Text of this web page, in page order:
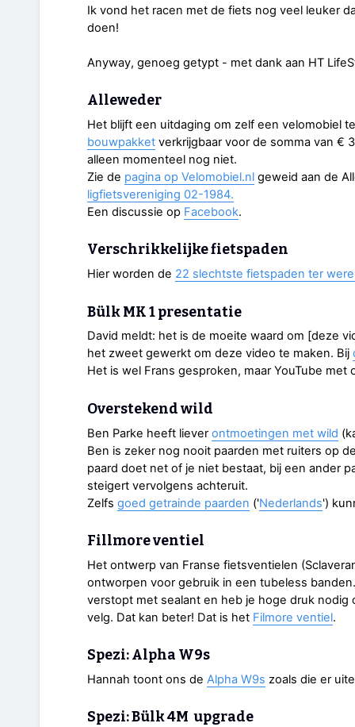
Ik vond het racen met de fiets nog veel leuker
doen!
Anyway, genoeg getypt - met dank aan HT
Alleweder
Het blijft een uitdaging om zelf een velomobiel
bouwpakket verkrijgbaar voor de somma van €
alleen momenteel nog niet.
Zie de pagina op Velomobiel.nl geweid aan de
ligfietsvereniging 02-1984.
Een discussie op Facebook.
Verschrikkelijke fietspaden
Hier worden de 22 slechtste fietspaden ter
Bülk MK 1 presentatie
David meldt: het is de moeite waard om [deze
het zweet gewerkt om deze video te maken. Bij
Het is wel Frans gesproken, maar YouTube
Overstekend wild
Ben Parke heeft lieverontmoetingen met wild
Ben is zeker nog nooit paarden met ruiters op
paard doet net of je niet bestaat, bij een ander
steigert vervolgens achteruit.
Zelfs goed getrainde paarden ('Nederlands')
Fillmore ventiel
Het ontwerp van Franse fietsventielen
ontworpen voor gebruik in een tubeless
verstopt met sealant en heb je hoge druk
velg. Dat kan beter! Dat is het Filmore ventiel.
Spezi:Alpha W9s
Hannah toont ons de Alpha W9s zoals die er
Spezi: Bülk 4M upgrade